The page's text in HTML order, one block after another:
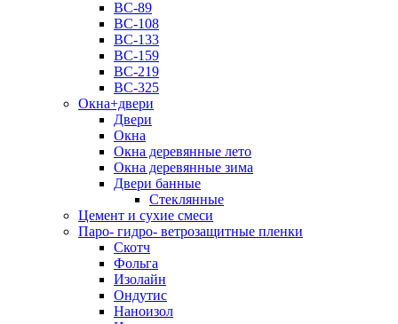
ВС-89
ВС-108
ВС-133
ВС-159
ВС-219
ВС-325
Окна+двери
Двери
Окна
Окна деревянные лето
Окна деревянные зима
Двери банные
Стеклянные
Цемент и сухие смеси
Паро- гидро- ветрозащитные пленки
Скотч
Фольга
Изолайн
Ондутис
Наноизол